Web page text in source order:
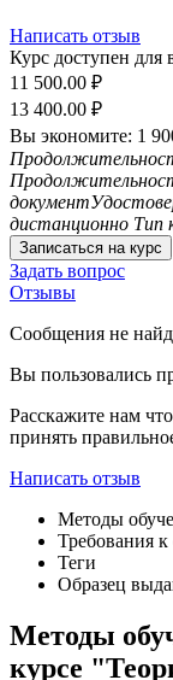
Написать отзыв
Курс доступен для
11 500.00 ₽
13 400.00 ₽
Вы экономите: 1
документ
дистанционно Тип
Записаться на курс
Задать вопрос
Отзывы
Сообщения не
Вы пользовались
Расскажите нам
принять
Написать отзыв
Методы
Требования
Теги
Образец
Методы
курсе